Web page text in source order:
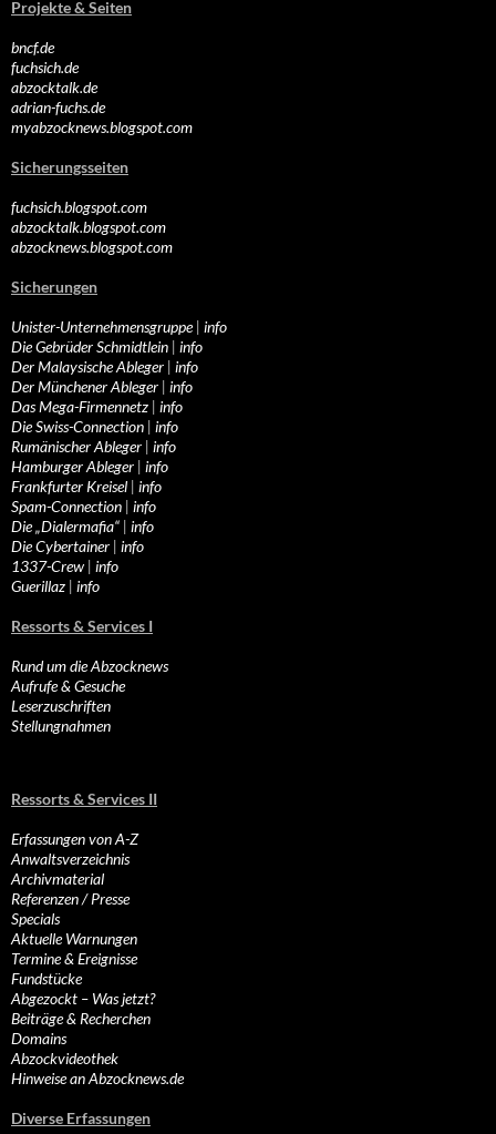
Projekte & Seiten
bncf.de
fuchsich.de
abzocktalk.de
adrian-fuchs.de
myabzocknews.blogspot.com
Sicherungsseiten
fuchsich.blogspot.com
abzocktalk.blogspot.com
abzocknews.blogspot.com
Sicherungen
Unister-Unternehmensgruppe| info
Die Gebrüder Schmidtlein | info
Der Malaysische Ableger | info
Der Münchener Ableger | info
Das Mega-Firmennetz | info
Die Swiss-Connection | info
Rumänischer Ableger | info
Hamburger Ableger | info
Frankfurter Kreisel | info
Spam-Connection | info
Die „Dialermafia“ | info
Die Cybertainer | info
1337-Crew | info
Guerillaz | info
Ressorts & Services I
Rund um die Abzocknews
Aufrufe & Gesuche
Leserzuschriften
Stellungnahmen
Ressorts & Services II
Erfassungen von A-Z
Anwaltsverzeichnis
Archivmaterial
Referenzen / Presse
Specials
Aktuelle Warnungen
Termine & Ereignisse
Fundstücke
Abgezockt – Was jetzt?
Beiträge & Recherchen
Domains
Abzockvideothek
Hinweise an Abzocknews.de
Diverse Erfassungen